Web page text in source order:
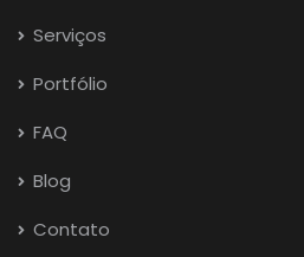
Serviços
Portfólio
FAQ
Blog
Contato